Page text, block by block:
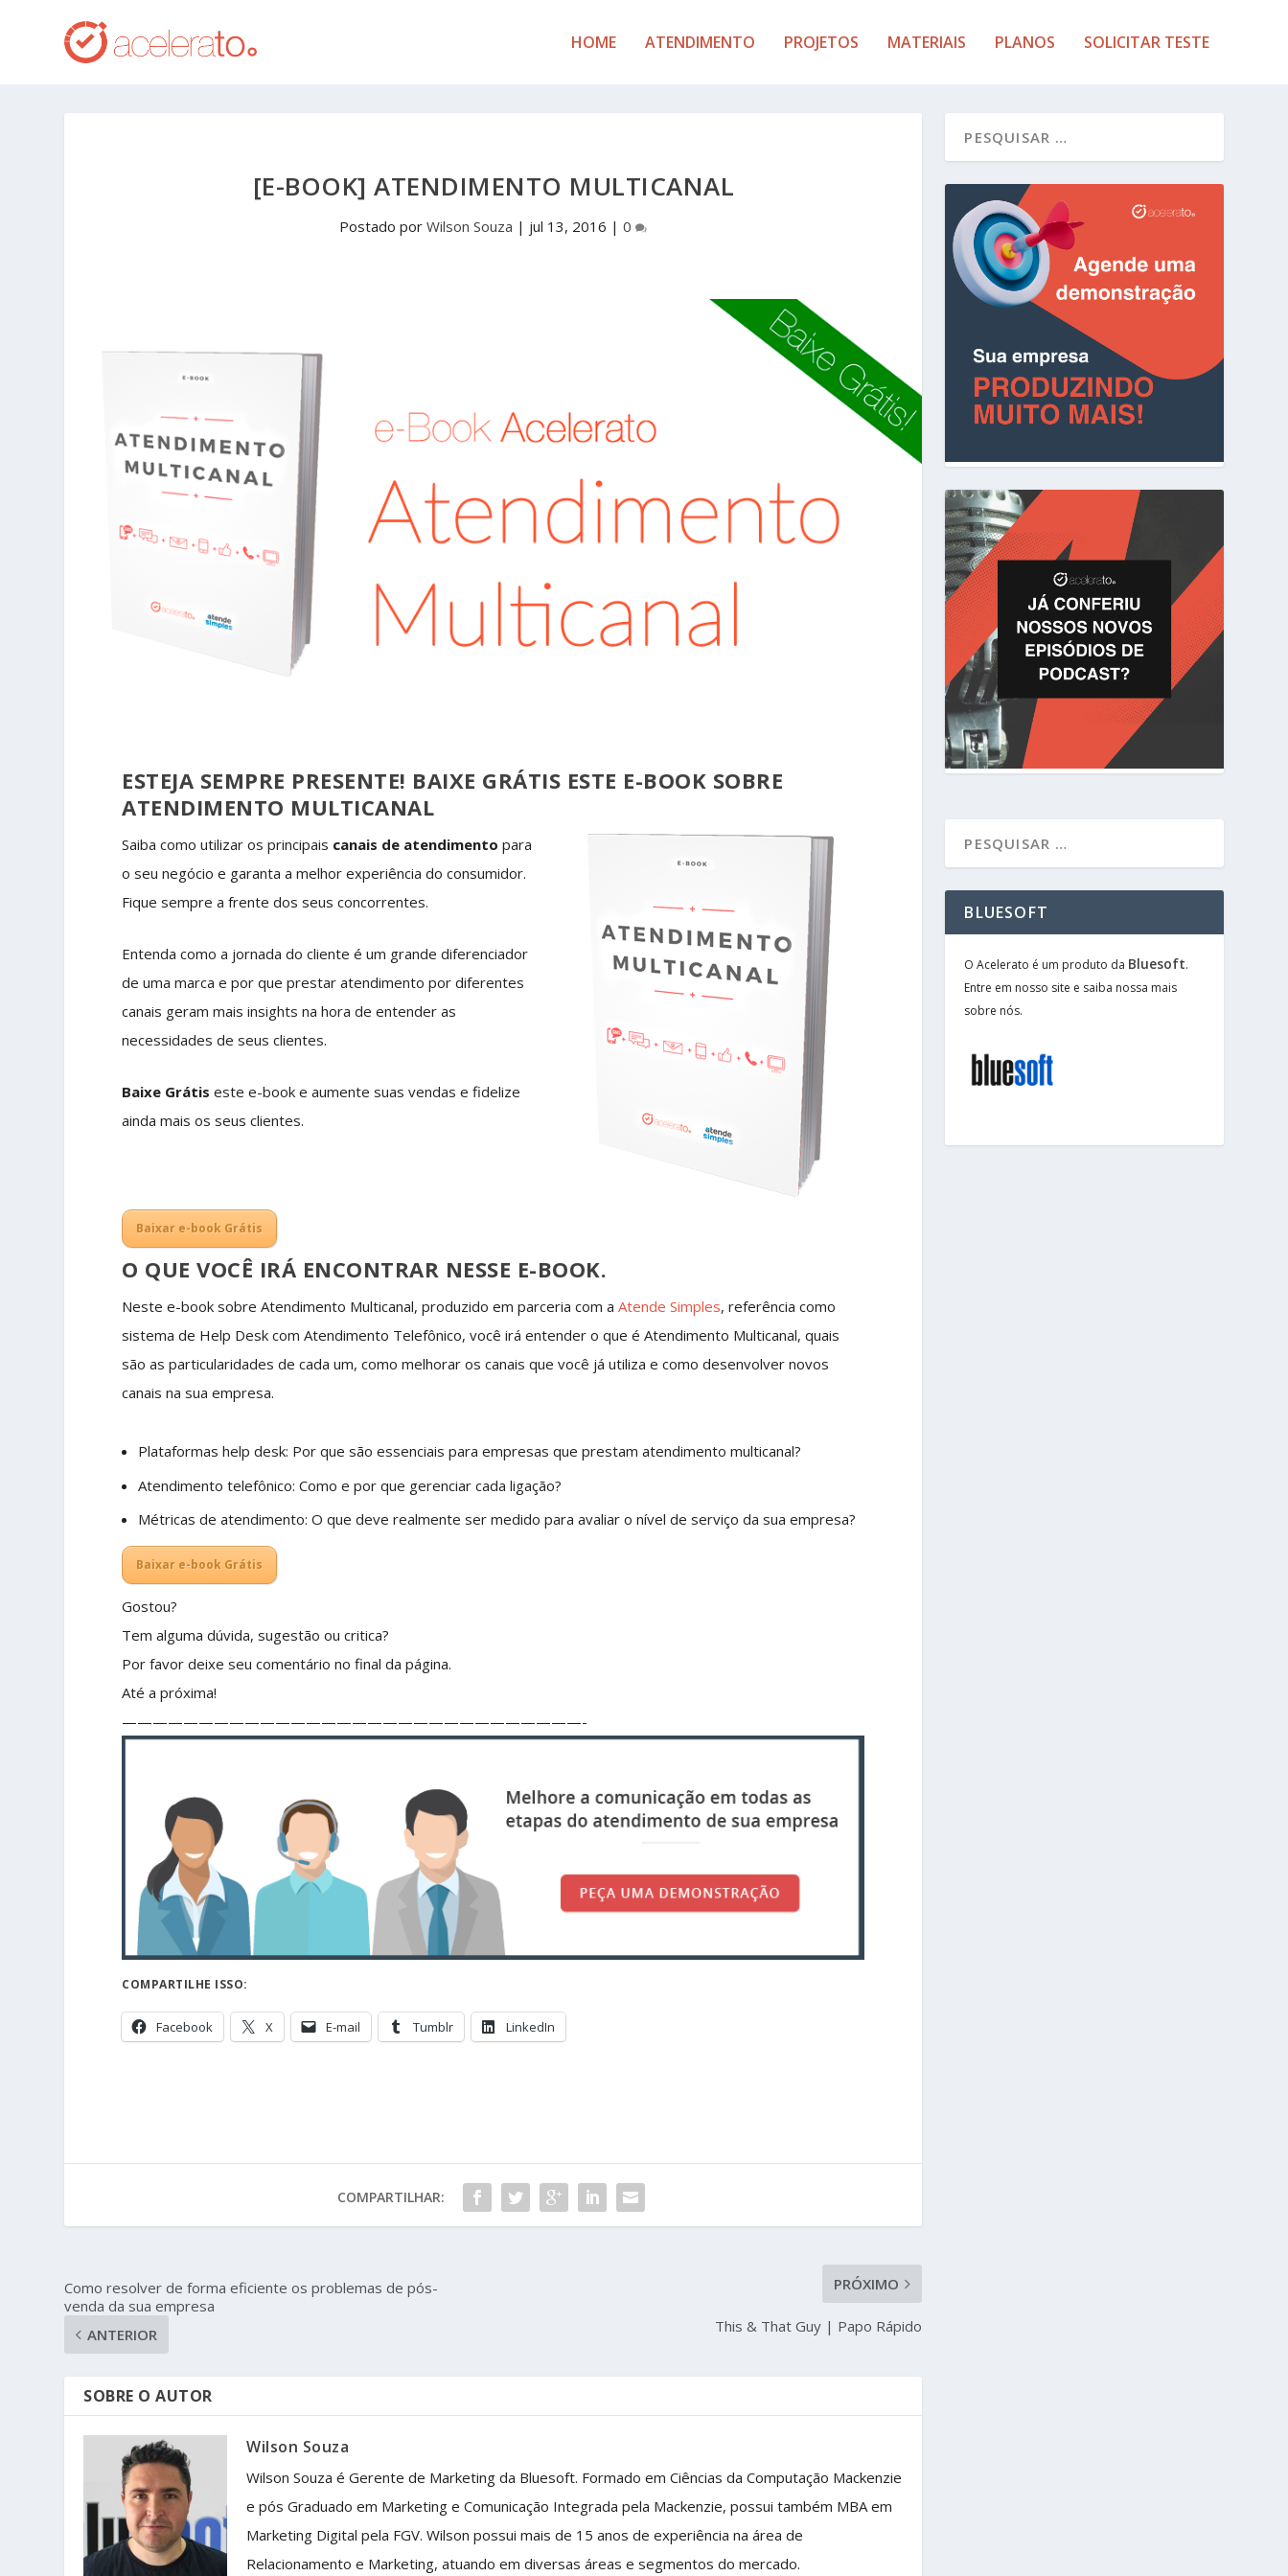
HOME ATENDIMENTO PROJETOS MATERIAIS PLANOS SOLICITAR TESTE
[E-BOOK] ATENDIMENTO MULTICANAL
Postado porWilson Souza | jul 13, 2016 |0
ESTEJA SEMPRE PRESENTE! BAIXE GRÁTIS ESTE E-BOOK SOBRE
ATENDIMENTO MULTICANAL
Saiba como utilizar os principais canais de atendimento para
o seu negócio e garanta a melhor experiência do consumidor.
Fique sempre a frente dos seus concorrentes.
Entenda como a jornada do cliente é um grande diferenciador
de uma marca e por que prestar atendimento por diferentes
canais geram mais insights na hora de entender as
necessidades de seus clientes.
Baixe Grátis este e-book e aumente suas vendas e fidelize
ainda mais os seus clientes.
Baixar e-book Grátis
O QUE VOCÊ IRÁ ENCONTRAR NESSE E-BOOK.
Neste e-book sobre Atendimento Multicanal, produzido em parceria com aAtende Simples, referência como
sistema de Help Desk com Atendimento Telefônico, você irá entender o que é Atendimento Multicanal, quais
são as particularidades de cada um, como melhorar os canais que você já utiliza e como desenvolver novos
canais na sua empresa.
Plataformas help desk: Por que são essenciais para empresas que prestam atendimento multicanal?
Atendimento telefônico: Como e por que gerenciar cada ligação?
Métricas de atendimento: O que deve realmente ser medido para avaliar o nível de serviço da sua empresa?
Baixar e-book Grátis
Gostou?
Tem alguma dúvida, sugestão ou critica?
Por favor deixe seu comentário no final da página.
Até a próxima!
——————————————————————————————-
COMPARTILHE ISSO:
Facebook X E-mail Tumblr LinkedIn
COMPARTILHAR:
Como resolver de forma eficiente os problemas de pós-
venda da sua empresa
ANTERIOR
PRÓXIMO
This & That Guy | Papo Rápido
SOBRE O AUTOR
Wilson Souza
Wilson Souza é Gerente de Marketing da Bluesoft. Formado em Ciências da Computação Mackenzie
e pós Graduado em Marketing e Comunicação Integrada pela Mackenzie, possui também MBA em
Marketing Digital pela FGV. Wilson possui mais de 15 anos de experiência na área de
Relacionamento e Marketing, atuando em diversas áreas e segmentos do mercado.
BLUESOFT
O Acelerato é um produto da Bluesoft.
Entre em nosso site e saiba nossa mais
sobre nós.